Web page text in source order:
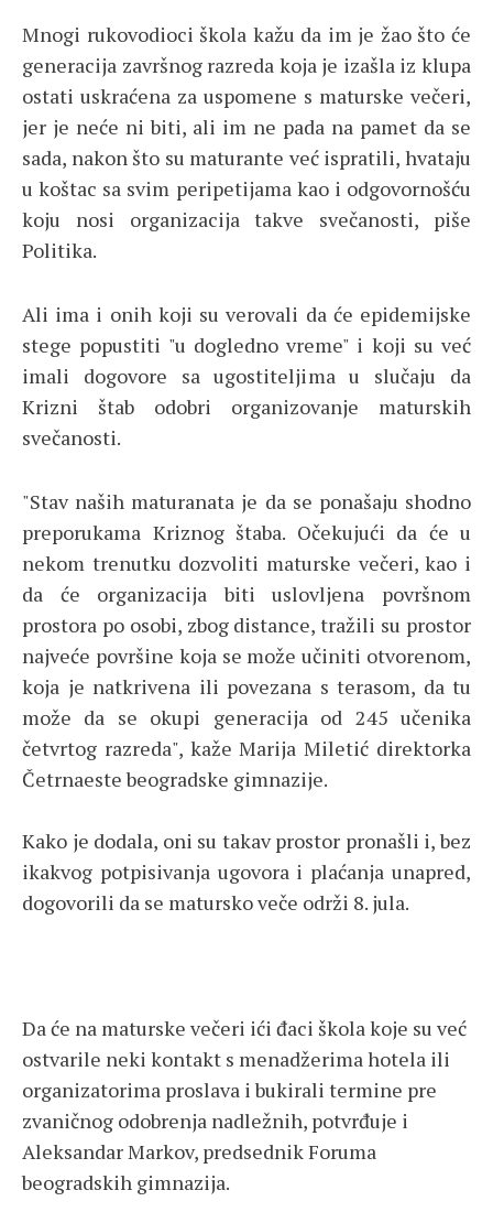
Mnogi rukovodioci škola kažu da im je žao što će
generacija završnog razreda koja je izašla iz klupa
ostati uskraćena za uspomene s maturske večeri,
jer je neće ni biti, ali im ne pada na pamet da se
sada, nakon što su maturante već ispratili, hvataju
u koštac sa svim peripetijama kao i odgovornošću
koju nosi organizacija takve svečanosti, piše
Politika.
Ali ima i onih koji su verovali da će epidemijske
stege popustiti "u dogledno vreme" i koji su već
imali dogovore sa ugostiteljima u slučaju da
Krizni štab odobri organizovanje maturskih
svečanosti.
"Stav naših maturanata je da se ponašaju shodno
preporukama Kriznog štaba. Očekujući da će u
nekom trenutku dozvoliti maturske večeri, kao i
da će organizacija biti uslovljena površnom
prostora po osobi, zbog distance, tražili su prostor
najveće površine koja se može učiniti otvorenom,
koja je natkrivena ili povezana s terasom, da tu
može da se okupi generacija od 245 učenika
četvrtog razreda", kaže Marija Miletić direktorka
Četrnaeste beogradske gimnazije.
Kako je dodala, oni su takav prostor pronašli i, bez
ikakvog potpisivanja ugovora i plaćanja unapred,
dogovorili da se matursko veče održi 8. jula.
Da će na maturske večeri ići đaci škola koje su već
ostvarile neki kontakt s menadžerima hotela ili
organizatorima proslava i bukirali termine pre
zvaničnog odobrenja nadležnih, potvrđuje i
Aleksandar Markov, predsednik Foruma
beogradskih gimnazija.